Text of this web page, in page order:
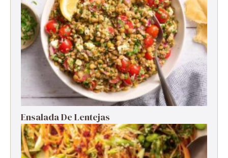
Ensalada De Lentejas